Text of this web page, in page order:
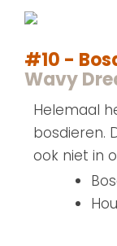
#10 -
Wavy
Helemaal
bosdieren.
ook niet in